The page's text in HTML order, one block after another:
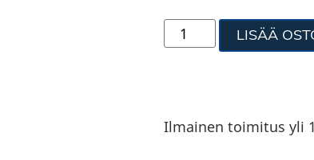
LISÄÄ
Ilmainen toimitus yli